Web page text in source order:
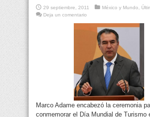
29 septiembre, 2011 México y Mundo,
Deja un comentario
Marco Adame encabezó la ceremonia
conmemorar el Día Mundial de Turismo